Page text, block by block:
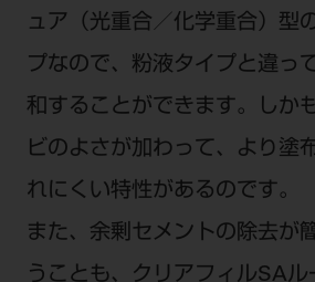
ュア（光重合／化学重合）型
プなので、粉液タイプと違っ
和することができます。しか
ビのよさが加わって、より塗
れにくい特性があるのです。
また、余剰セメントの除去が
うことも、クリアフィルSAル